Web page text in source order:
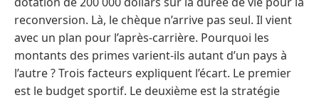
reconversion. Là, le chèque n’arrive pas seul. Il vient
avec un plan pour l’après-carrière. Pourquoi les
montants des primes varient-ils autant d’un pays à
l’autre ? Trois facteurs expliquent l’écart. Le premier
est le budget sportif. Le deuxième est la stratégie